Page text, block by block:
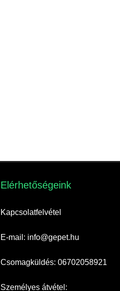
Elérhetőségeink​
Kapcsolatfelvétel
E-mail: info@gepet.hu
Csomagküldés: 06702058921
Személyes átvétel: